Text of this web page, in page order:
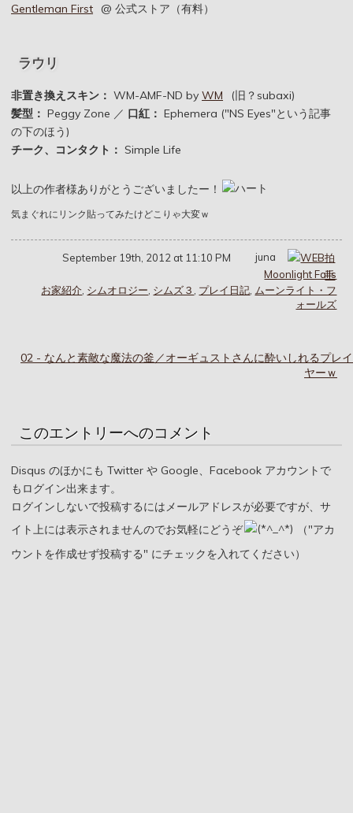
Gentleman First
@ 公式ストア（有料）
ラウリ
非置き換えスキン： WM-AMF-ND byWM
(旧？subaxi)
髪型： Peggy Zone ／ 口紅： Ephemera ("NS Eyes"という記事
の下のほう)
チーク、コンタクト： Simple Life
以上の作者様ありがとうございましたー！
気まぐれにリンク貼ってみたけどこりゃ大変ｗ
September 19th, 2012 at 11:10 PM
juna
Moonlight Falls
お家紹介, シムオロジー, シムズ３ , プレイ日記, ムーンライト・フ
ォールズ
02 - なんと素敵な魔法の釜／オーギュストさんに酔いしれるプレイ
ヤーｗ
このエントリーへのコメント
Disqus のほかにも Twitter や Google、Facebook アカウントで
もログイン出来ます。
ログインしないで投稿するにはメールアドレスが必要ですが、サ
イト上には表示されませんのでお気軽にどうぞ
（"アカ
ウントを作成せず投稿する" にチェックを入れてください）